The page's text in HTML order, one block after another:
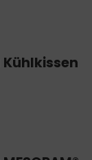
Kühlkissen